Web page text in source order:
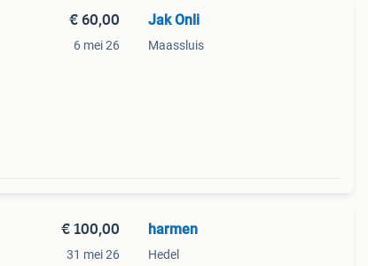
€ 60,00
6 mei 26
Jak Onli
Maassluis
€ 100,00
31 mei 26
harmen
Hedel